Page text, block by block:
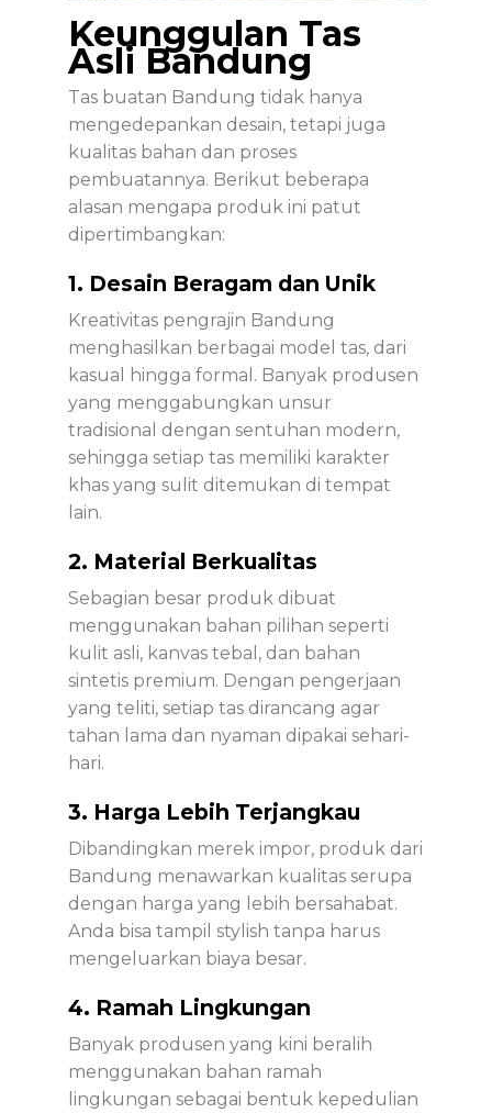
Keunggulan Tas
Asli Bandung
Tas buatan Bandung tidak hanya
mengedepankan desain, tetapi juga
kualitas bahan dan proses
pembuatannya. Berikut beberapa
alasan mengapa produk ini patut
dipertimbangkan:
1. Desain Beragam dan Unik
Kreativitas pengrajin Bandung
menghasilkan berbagai model tas, dari
kasual hingga formal. Banyak produsen
yang menggabungkan unsur
tradisional dengan sentuhan modern,
sehingga setiap tas memiliki karakter
khas yang sulit ditemukan di tempat
lain.
2. Material Berkualitas
Sebagian besar produk dibuat
menggunakan bahan pilihan seperti
kulit asli, kanvas tebal, dan bahan
sintetis premium. Dengan pengerjaan
yang teliti, setiap tas dirancang agar
tahan lama dan nyaman dipakai sehari-
hari.
3. Harga Lebih Terjangkau
Dibandingkan merek impor, produk dari
Bandung menawarkan kualitas serupa
dengan harga yang lebih bersahabat.
Anda bisa tampil stylish tanpa harus
mengeluarkan biaya besar.
4. Ramah Lingkungan
Banyak produsen yang kini beralih
menggunakan bahan ramah
lingkungan sebagai bentuk kepedulian